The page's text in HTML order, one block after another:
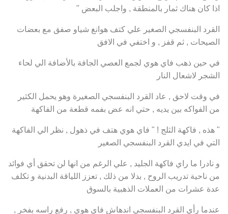
اذا كان هناك ثمار بالمنطقة , واجلب البعض "
القرد البنفسجي الصغير علي كتف هوانغ شياو صفق مع بعضات
الصيحات , ثم قفز , و اختفي في الافق
في حين ذهب فاي هوي لجمع العصي الجافة بالأضافة الي لحاء
الشجر لاشعال النار
في وقت لاحق , عاد القرد البنفسجي الصغيرة وهو يحمل الكثير
من الفواكه بين يديه , حتي انه عض بفمه قطعة من الفاكهة
" هذه , فاكهة الثلج ! " فاي هوي هتف في ذهول , نظر الي الفاكهة
التي في ايدي القرد البنفسجي الصغير
و نادرا ما راي فاكهة الجليد , علي الرغم من انها لن تحقق أي فوائد
من ناحية تدريب الروح , بدلا من ذلك , تعزز اللياقة البدنية و تكلف
عدة عشرات من العملات الذهبية بالسوق
عندما رأي القرد البنفسجي اندهاش فاي هوي , رفع راسه بفخر ,